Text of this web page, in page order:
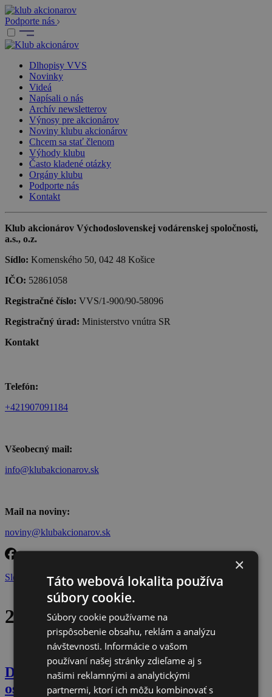
Podporte nás
Dlhopisy VVS
Novinky
Videá
Napísali o nás
Archív newsletterov
Výnosy pre akcionárov
Noviny klubu akcionárov
Chcem sa stať členom
Výhody klubu
Často kladené otázky
Orgány klubu
Podporte nás
Kontakt
Klub akcionárov Východoslovenskej vodárenskej spoločnosti,
a.s., o.z.
Sídlo: Komenského 50, 042 48 Košice
IČO: 52861058
Registračné číslo: VVS/1-900/90-58096
Registračný úrad: Ministerstvo vnútra SR
Kontakt
Telefón:
+421907091184
Všeobecný mail:
info@klubakcionarov.sk
Mail na noviny:
noviny@klubakcionarov.sk
Sledujte nás na facebooku
29 januára, 2025
Dlhopisový program je inšpiratívny pre
ostatné samosprávy
×
Táto webová lokalita používa
súbory cookie.
Súbory cookie používame na
prispôsobenie obsahu, reklám a analýzu
návštevnosti. Informácie o vašom
používaní našej stránky zdieľame aj s
našimi reklamnými a analytickými
partnermi, ktorí ich môžu kombinovať s